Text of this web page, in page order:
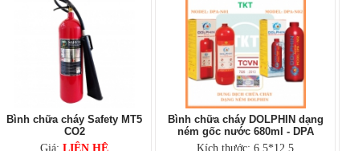
Bình chữa cháy Safety MT5
CO2
Giá: LIÊN HỆ
Bình chữa cháy DOLPHIN dạng
ném gốc nước 680ml - DPA
Kích thước: 6.5*12.5